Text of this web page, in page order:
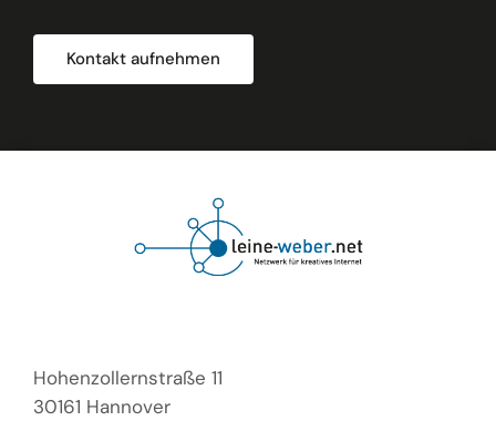
Kontakt aufnehmen
Hohenzollernstraße 11
30161 Hannover